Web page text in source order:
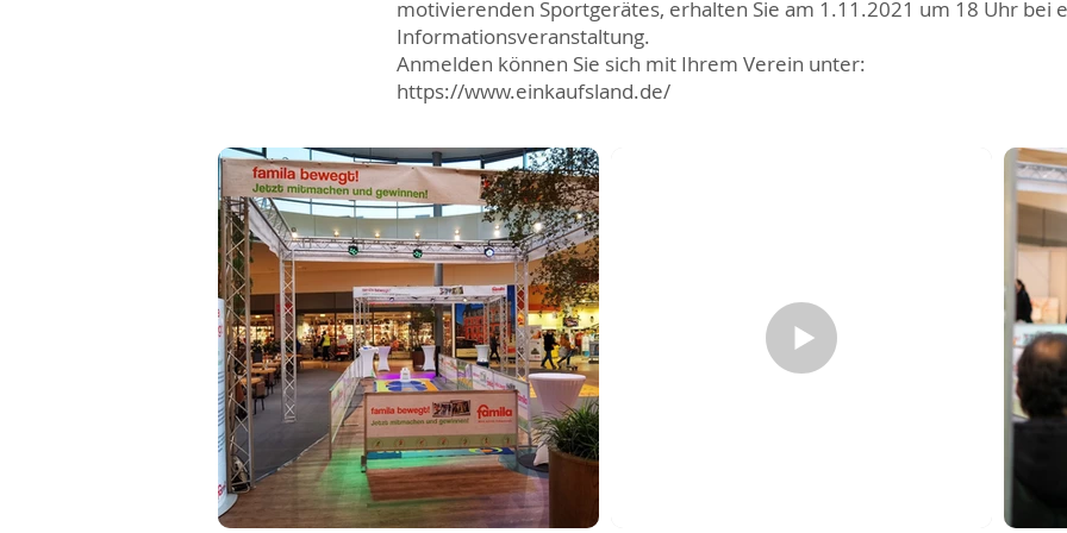
motivierenden Sportgerätes, erhalten Sie am 1.11.2021 um 18 Uhr bei
Informationsveranstaltung.
Anmelden können Sie sich mit Ihrem Verein unter:
https://www.einkaufsland.de/